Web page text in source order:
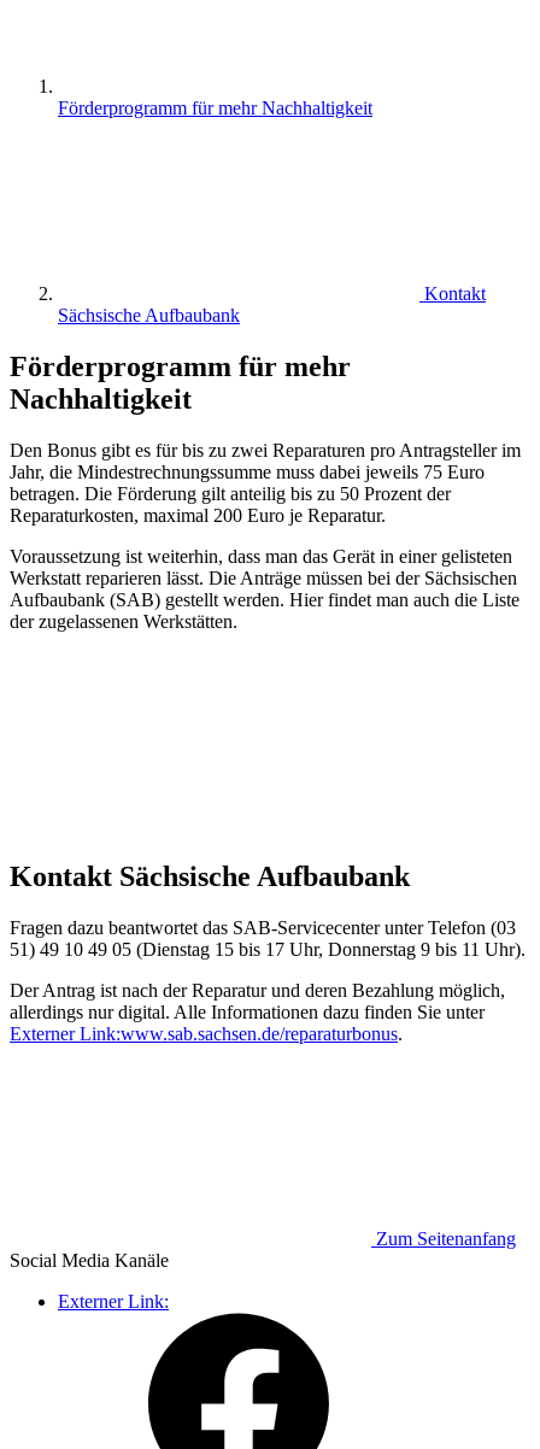
Förderprogramm für mehr Nachhaltigkeit
Kontakt
Sächsische Aufbaubank
Förderprogramm für mehr
Nachhaltigkeit
Den Bonus gibt es für bis zu zwei Reparaturen pro Antragsteller im
Jahr, die Mindestrechnungssumme muss dabei jeweils 75 Euro
betragen. Die Förderung gilt anteilig bis zu 50 Prozent der
Reparaturkosten, maximal 200 Euro je Reparatur.
Voraussetzung ist weiterhin, dass man das Gerät in einer gelisteten
Werkstatt reparieren lässt. Die Anträge müssen bei der Sächsischen
Aufbaubank (SAB) gestellt werden. Hier findet man auch die Liste
der zugelassenen Werkstätten.
Kontakt Sächsische Aufbaubank
Fragen dazu beantwortet das SAB-Servicecenter unter Telefon (03
51) 49 10 49 05 (Dienstag 15 bis 17 Uhr, Donnerstag 9 bis 11 Uhr).
Der Antrag ist nach der Reparatur und deren Bezahlung möglich,
allerdings nur digital. Alle Informationen dazu finden Sie unter
Externer Link:www.sab.sachsen.de/reparaturbonus.
Zum Seitenanfang
Social Media Kanäle
Externer Link: